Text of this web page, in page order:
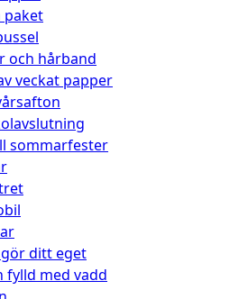
paket
och hårband
veckat papper
sommarfester
ditt eget
fylld med vadd